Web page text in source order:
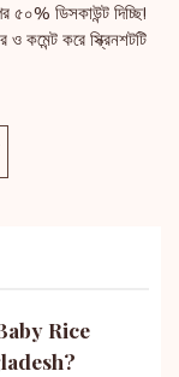
৫০% ডিসকাউন্ট দিচ্ছি!
কমেন্ট করে স্ক্রিনশটটি
Rice